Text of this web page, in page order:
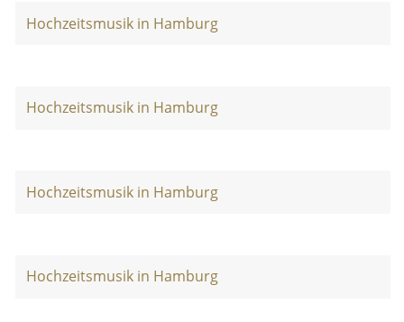
Hochzeitsmusik in Hamburg
Hochzeitsmusik in Hamburg
Hochzeitsmusik in Hamburg
Hochzeitsmusik in Hamburg